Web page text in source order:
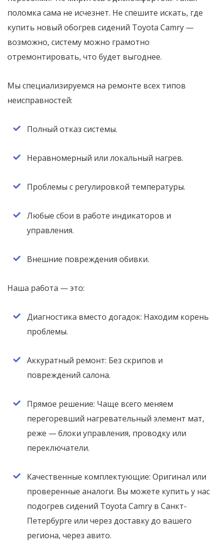
поломка сама не исчезнет. Не спешите искать, где
купить новый обогрев сидений Toyota Camry —
возможно, систему можно грамотно
отремонтировать, что будет выгоднее.
Мы специализируемся на ремонте всех типов
неисправностей:
Полный отказ системы.
Неравномерный или локальный нагрев.
Проблемы с регулировкой температуры.
Любые сбои в работе индикаторов и
управления.
Внешние повреждения обивки.
Наша работа — это:
Диагностика вместо догадок: Находим корень
проблемы.
Аккуратный ремонт: Без скрипов и
повреждений салона.
Прямое решение: Чаще всего меняем
перегоревший нагревательный элемент мат,
реже — блоки управления, проводку или
переключатели.
Качественные комплектующие: Оригинал или
проверенные аналоги. Вы можете купить у нас
подогрев сидений Toyota Camry в Санкт-
Петербурге или через доставку до вашего
региона, через авито.